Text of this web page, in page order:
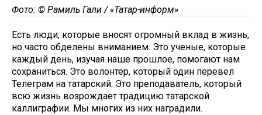
Фото: © Рамиль Гали / «Татар-информ»
Есть люди, которые вносят огромный вклад в жизнь,
но часто обделены вниманием. Это ученые, которые
каждый день, изучая наше прошлое, помогают нам
сохраниться. Это волонтер, который один перевел
Телеграм на татарский. Это преподаватель, который
всю жизнь возрождает традицию татарской
каллиграфии. Мы многих из них наградили.